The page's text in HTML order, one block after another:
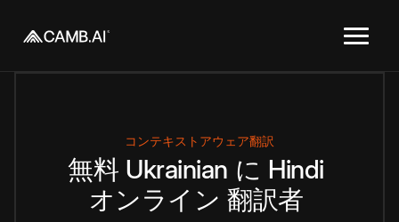
コンテキストアウェア翻訳
無料 Ukrainian に Hindi
オンライン 翻訳者